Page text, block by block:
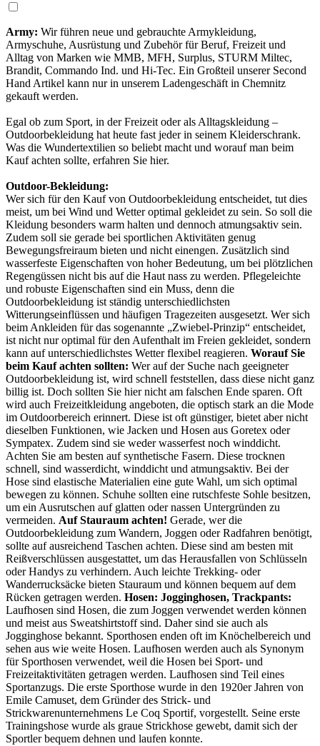
Army: Wir führen neue und gebrauchte Armykleidung,
Armyschuhe, Ausrüstung und Zubehör für Beruf, Freizeit und
Alltag von Marken wie MMB, MFH, Surplus, STURM Miltec,
Brandit, Commando Ind. und Hi-Tec. Ein Großteil unserer Second
Hand Artikel kann nur in unserem Ladengeschäft in Chemnitz
gekauft werden.
Egal ob zum Sport, in der Freizeit oder als Alltagskleidung –
Outdoorbekleidung hat heute fast jeder in seinem Kleiderschrank.
Was die Wundertextilien so beliebt macht und worauf man beim
Kauf achten sollte, erfahren Sie hier.
Outdoor-Bekleidung:
Wer sich für den Kauf von Outdoorbekleidung entscheidet, tut dies
meist, um bei Wind und Wetter optimal gekleidet zu sein. So soll die
Kleidung besonders warm halten und dennoch atmungsaktiv sein.
Zudem soll sie gerade bei sportlichen Aktivitäten genug
Bewegungsfreiraum bieten und nicht einengen. Zusätzlich sind
wasserfeste Eigenschaften von hoher Bedeutung, um bei plötzlichen
Regengüssen nicht bis auf die Haut nass zu werden. Pflegeleichte
und robuste Eigenschaften sind ein Muss, denn die
Outdoorbekleidung ist ständig unterschiedlichsten
Witterungseinflüssen und häufigen Tragezeiten ausgesetzt. Wer sich
beim Ankleiden für das sogenannte „Zwiebel-Prinzip“ entscheidet,
ist nicht nur optimal für den Aufenthalt im Freien gekleidet, sondern
kann auf unterschiedlichstes Wetter flexibel reagieren. Worauf Sie
beim Kauf achten sollten: Wer auf der Suche nach geeigneter
Outdoorbekleidung ist, wird schnell feststellen, dass diese nicht ganz
billig ist. Doch sollten Sie hier nicht am falschen Ende sparen. Oft
wird auch Freizeitkleidung angeboten, die optisch stark an die Mode
im Outdoorbereich erinnert. Diese ist oft günstiger, bietet aber nicht
dieselben Funktionen, wie Jacken und Hosen aus Goretex oder
Sympatex. Zudem sind sie weder wasserfest noch winddicht.
Achten Sie am besten auf synthetische Fasern. Diese trocknen
schnell, sind wasserdicht, winddicht und atmungsaktiv. Bei der
Hose sind elastische Materialien eine gute Wahl, um sich optimal
bewegen zu können. Schuhe sollten eine rutschfeste Sohle besitzen,
um ein Ausrutschen auf glatten oder nassen Untergründen zu
vermeiden. Auf Stauraum achten! Gerade, wer die
Outdoorbekleidung zum Wandern, Joggen oder Radfahren benötigt,
sollte auf ausreichend Taschen achten. Diese sind am besten mit
Reißverschlüssen ausgestattet, um das Herausfallen von Schlüsseln
oder Handys zu verhindern. Auch leichte Trekking- oder
Wanderrucksäcke bieten Stauraum und können bequem auf dem
Rücken getragen werden. Hosen: Jogginghosen, Trackpants:
Laufhosen sind Hosen, die zum Joggen verwendet werden können
und meist aus Sweatshirtstoff sind. Daher sind sie auch als
Jogginghose bekannt. Sporthosen enden oft im Knöchelbereich und
sehen aus wie weite Hosen. Laufhosen werden auch als Synonym
für Sporthosen verwendet, weil die Hosen bei Sport- und
Freizeitaktivitäten getragen werden. Laufhosen sind Teil eines
Sportanzugs. Die erste Sporthose wurde in den 1920er Jahren von
Emile Camuset, dem Gründer des Strick- und
Strickwarenunternehmens Le Coq Sportif, vorgestellt. Seine erste
Trainingshose wurde als graue Strickhose gewebt, damit sich der
Sportler bequem dehnen und laufen konnte.